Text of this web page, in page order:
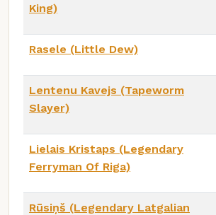
King)
Rasele (Little Dew)
Lentenu Kavejs (Tapeworm
Slayer)
Lielais Kristaps (Legendary
Ferryman Of Riga)
Rūsiņš (Legendary Latgalian